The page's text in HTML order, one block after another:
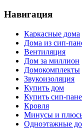
Навигация
Каркасные дома
Дома из сип-
Вентиляция
Дом за миллион
Домокомплекты
Звукоизоляция
Купить дом
Купить сип-
Кровля
Минусы и
Одноэтажные